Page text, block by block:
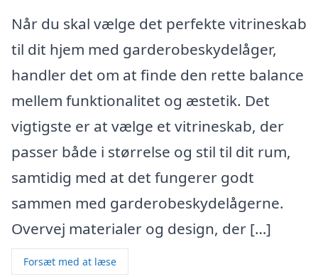
Når du skal vælge det perfekte vitrineskab
til dit hjem med garderobeskydelåger,
handler det om at finde den rette balance
mellem funktionalitet og æstetik. Det
vigtigste er at vælge et vitrineskab, der
passer både i størrelse og stil til dit rum,
samtidig med at det fungerer godt
sammen med garderobeskydelågerne.
Overvej materialer og design, der […]
Forsæt med at læse